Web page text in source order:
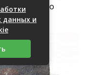
меры по
данных и